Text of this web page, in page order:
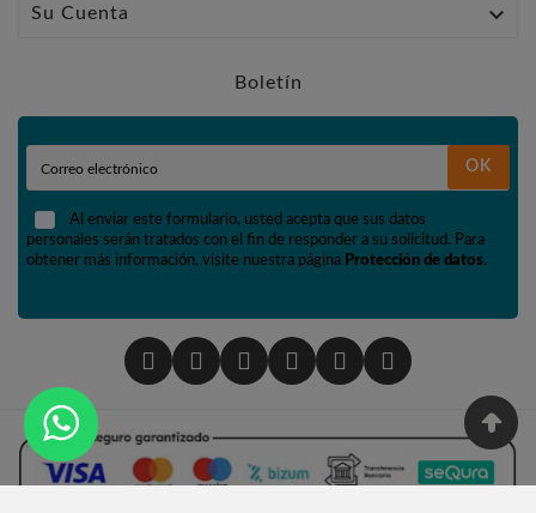
Su Cuenta 
Boletín
OK
Al enviar este formulario, usted acepta que sus datos
personales serán tratados con el fin de responder a su solicitud. Para
obtener más información, visite nuestra página Protección de datos.